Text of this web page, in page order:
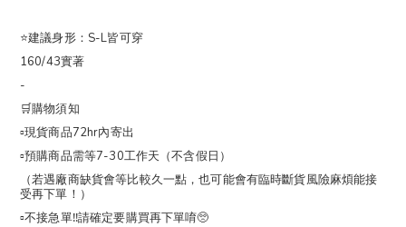
⭐️建議身形：S-L皆可穿
160/43實著
-
🛒購物須知
▫️現貨商品72hr內寄出
▫️預購商品需等7-30工作天（不含假日）
（若遇廠商缺貨會等比較久一點，也可能會有臨時斷貨風險麻煩能接
受再下單！）
▫️不接急單‼️請確定要購買再下單唷🥺